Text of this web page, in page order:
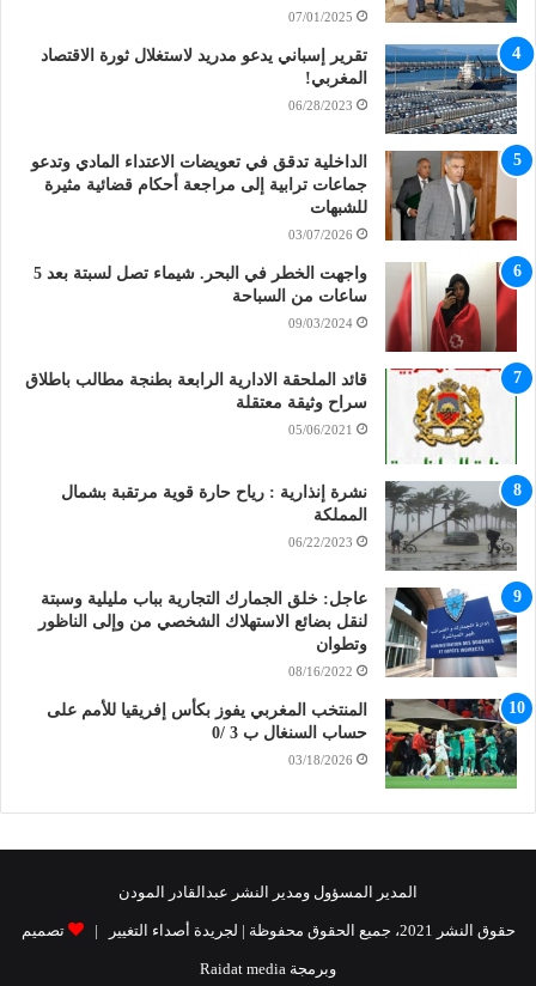
07/01/2025
تقرير إسباني يدعو مدريد لاستغلال ثورة الاقتصاد
المغربي!
06/28/2023
الداخلية تدقق في تعويضات الاعتداء المادي وتدعو
جماعات ترابية إلى مراجعة أحكام قضائية مثيرة
للشبهات
03/07/2026
واجهت الخطر في البحر. شيماء تصل لسبتة بعد 5
ساعات من السباحة
09/03/2024
قائد الملحقة الادارية الرابعة بطنجة مطالب باطلاق
سراح وثيقة معتقلة
05/06/2021
نشرة إنذارية : رياح حارة قوية مرتقبة بشمال
المملكة
06/22/2023
عاجل: خلق الجمارك التجارية بباب مليلية وسبتة
لنقل بضائع الاستهلاك الشخصي من وإلى الناظور
وتطوان
08/16/2022
المنتخب المغربي يفوز بكأس إفريقيا للأمم على
حساب السنغال ب 3 /0
03/18/2026
المدير المسؤول ومدير النشر عبدالقادر المودن
حقوق النشر 2021، جميع الحقوق محفوظة | لجريدة أصداء التغيير | تصميم
وبرمجة Raidat media